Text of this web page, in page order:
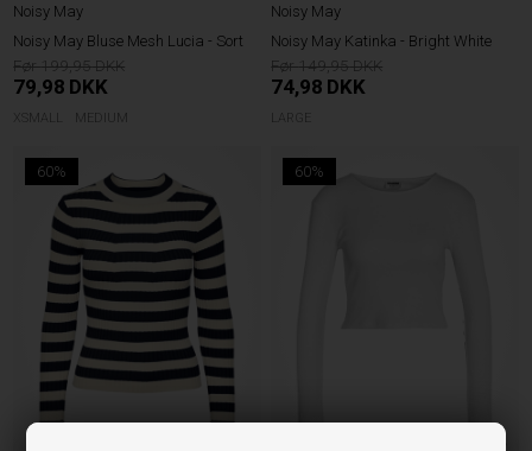
Noisy May
Noisy May Bluse Mesh Lucia - Sort
199,95
79,98 DKK
XSMALL MEDIUM
Noisy May
Noisy May Katinka - Bright White
149,95
74,98 DKK
LARGE
60% 60%